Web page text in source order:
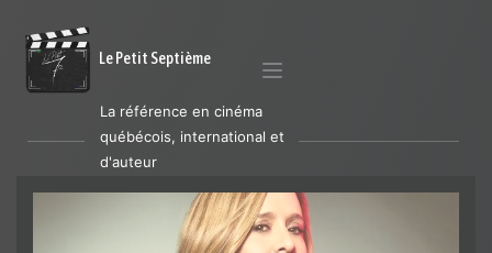
Le Petit Septième
La référence en cinéma
québécois, international et
d'auteur